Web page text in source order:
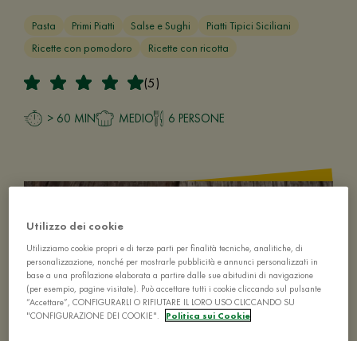
Pasta Primi Piatti Salse e Sughi
Piatti Tipici Siciliani
Ricette con pomodoro
Ricette con ricotta
(5)
> 60 MIN MEDIO 6 PERSONE
Utilizzo dei cookie
Utilizziamo cookie propri e di terze parti per finalità tecniche, analitiche, di
personalizzazione, nonché per mostrarle pubblicità e annunci personalizzati in
base a una profilazione elaborata a partire dalle sue abitudini di navigazione
(per esempio, pagine visitate). Può accettare tutti i cookie cliccando sul pulsante
“Accettare”, CONFIGURARLI O RIFIUTARE IL LORO USO CLICCANDO SU
"CONFIGURAZIONE DEI COOKIE".
Politica sui Cookie